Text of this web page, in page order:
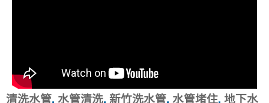
清洗水管, 水管清洗, 新竹洗水管, 水管堵住, 地下水